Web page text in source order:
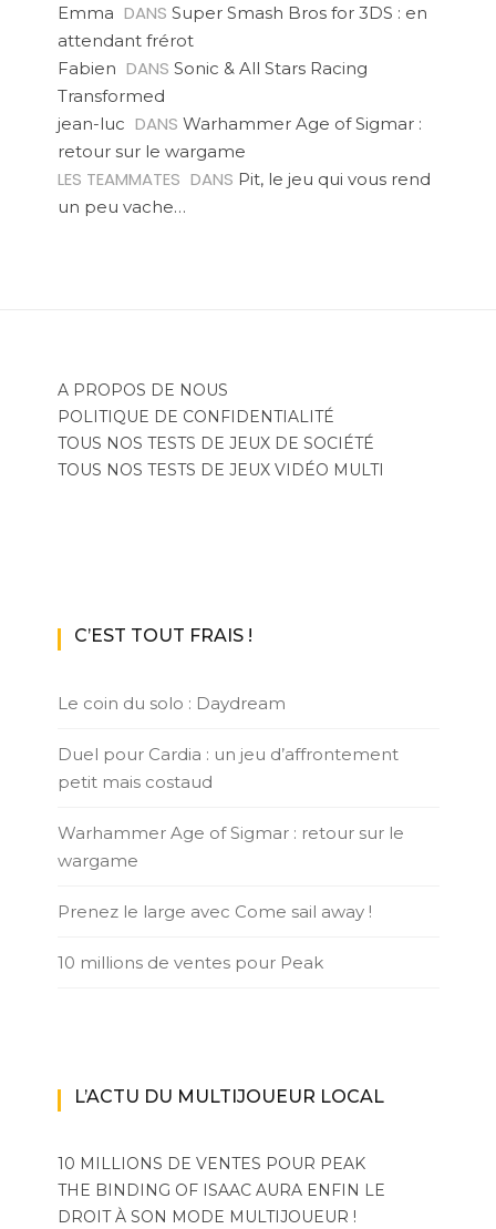
Emma DANS Super Smash Bros for 3DS : en
attendant frérot
Fabien DANS Sonic & All Stars Racing
Transformed
jean-luc DANS Warhammer Age of Sigmar :
retour sur le wargame
LES TEAMMATES DANS Pit, le jeu qui vous rend
un peu vache…
A PROPOS DE NOUS
POLITIQUE DE CONFIDENTIALITÉ
TOUS NOS TESTS DE JEUX DE SOCIÉTÉ
TOUS NOS TESTS DE JEUX VIDÉO MULTI
C’EST TOUT FRAIS !
Le coin du solo : Daydream
Duel pour Cardia : un jeu d’affrontement
petit mais costaud
Warhammer Age of Sigmar : retour sur le
wargame
Prenez le large avec Come sail away !
10 millions de ventes pour Peak
L’ACTU DU MULTIJOUEUR LOCAL
10 MILLIONS DE VENTES POUR PEAK
THE BINDING OF ISAAC AURA ENFIN LE
DROIT À SON MODE MULTIJOUEUR !